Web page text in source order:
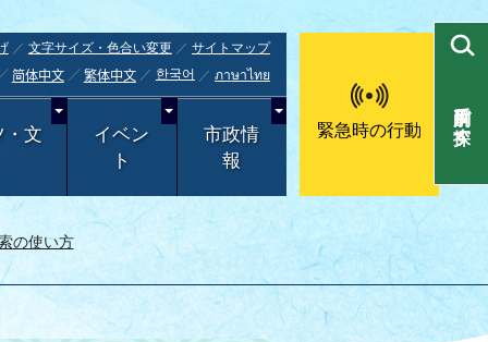
文字サイズ・色合い変更
サイトマップ
简体中文
繁体中文 한국어 ภาษาไทย
・文
イベン
ト
市政情
報
緊急時の行動
の使い方
目的別で探す